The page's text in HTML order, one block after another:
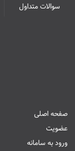
سوالات متداول
صفحه اصلی
عضویت
ورود به سامانه